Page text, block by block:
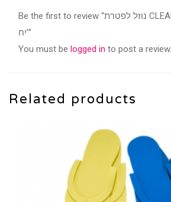
Be the first to review “נוזל לפטרת CLEARANCE – מארז 4
יח’”
You must be logged in to post a review.
Related products